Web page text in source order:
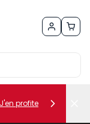
J'en profite